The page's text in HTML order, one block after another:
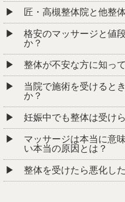
匠・高槻整体院と他整
格安のマッサージと値
か？
整体が不安な方に知っ
当院で施術を受けると
か？
妊娠中でも整体は受け
マッサージは本当に意
い本当の原因とは？
整体を受けたら悪化した